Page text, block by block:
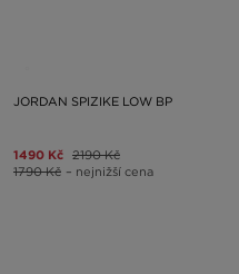
JORDAN SPIZIKE LOW BP
1490 Kč 2190 Kč
1790 Kč – nejnižší cena